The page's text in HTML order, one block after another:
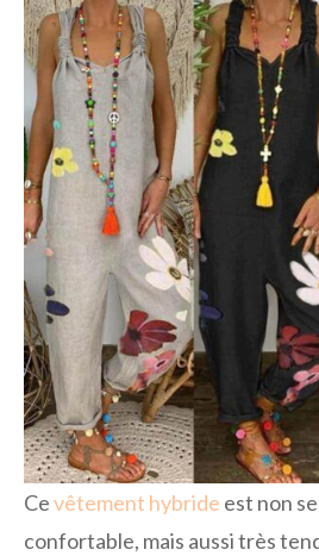
Cevêtement hybride est non
confortable, mais aussi très